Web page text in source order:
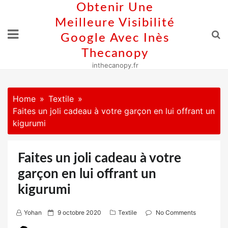
content
Obtenir Une
Meilleure Visibilité
Google Avec Inès
Thecanopy
inthecanopy.fr
Home
Textile
Faites un joli cadeau à votre garçon en lui offrant un
kigurumi
Faites un joli cadeau à votre
garçon en lui offrant un
kigurumi
Yohan
P 9 octobre 2020 Textile No Comments